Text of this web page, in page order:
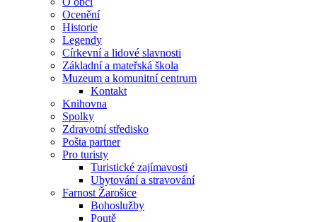
Ocenění
Historie
Legendy
Církevní a lidové slavnosti
Základní a mateřská škola
Muzeum a komunitní centrum
Kontakt
Knihovna
Spolky
Zdravotní středisko
Pošta partner
Pro turisty
Turistické zajímavosti
Ubytování a stravování
Farnost Žarošice
Bohoslužby
Poutě